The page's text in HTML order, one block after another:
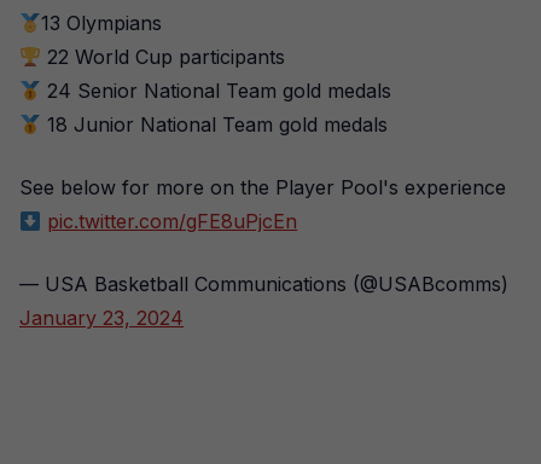
13 Olympians
22 World Cup participants
24 Senior National Team gold medals
18 Junior National Team gold medals
See below for more on the Player Pool's experience
pic.twitter.com/gFE8uPjcEn
— USA Basketball Communications (@USABcomms)
January 23, 2024